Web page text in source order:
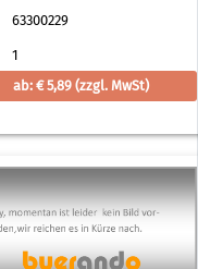
63300229
1
ab: € 5,89 (zzgl. MwSt)